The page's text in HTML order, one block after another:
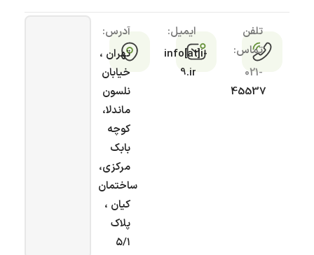
تلفن
تماس:
021-
45537
ایمیل:
info[at]i-
9.ir
آدرس:
تهران ،
خیابان
نلسون
ماندلا،
کوچه
بابک
مرکزی،
ساختمان
کیان ،
پلاک
۵/۱